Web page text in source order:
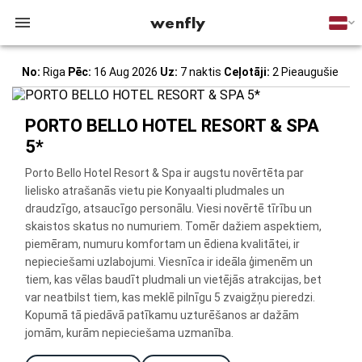
wenfly
No: Riga Pēc: 16 Aug 2026 Uz: 7 naktis Ceļotāji: 2 Pieaugušie
PORTO BELLO HOTEL RESORT & SPA
5*
Porto Bello Hotel Resort & Spa ir augstu novērtēta par
lielisko atrašanās vietu pie Konyaalti pludmales un
draudzīgo, atsaucīgo personālu. Viesi novērtē tīrību un
skaistos skatus no numuriem. Tomēr dažiem aspektiem,
piemēram, numuru komfortam un ēdiena kvalitātei, ir
nepieciešami uzlabojumi. Viesnīca ir ideāla ģimenēm un
tiem, kas vēlas baudīt pludmali un vietējās atrakcijas, bet
var neatbilst tiem, kas meklē pilnīgu 5 zvaigžņu pieredzi.
Kopumā tā piedāvā patīkamu uzturēšanos ar dažām
jomām, kurām nepieciešama uzmanība.